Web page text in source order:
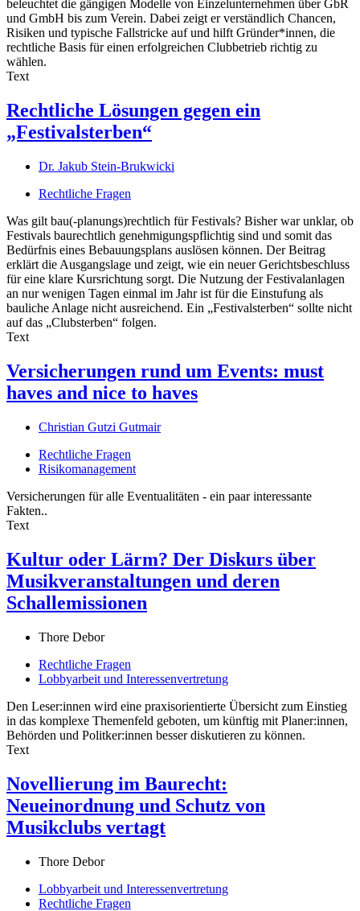
beleuchtet die gängigen Modelle von Einzelunternehmen über GbR
und GmbH bis zum Verein. Dabei zeigt er verständlich Chancen,
Risiken und typische Fallstricke auf und hilft Gründer*innen, die
rechtliche Basis für einen erfolgreichen Clubbetrieb richtig zu
wählen.
Text
Rechtliche Lösungen gegen ein
„Festivalsterben“
Dr. Jakub Stein-Brukwicki
Rechtliche Fragen
Was gilt bau(-planungs)rechtlich für Festivals? Bisher war unklar, ob
Festivals baurechtlich genehmigungspflichtig sind und somit das
Bedürfnis eines Bebauungsplans auslösen können. Der Beitrag
erklärt die Ausgangslage und zeigt, wie ein neuer Gerichtsbeschluss
für eine klare Kursrichtung sorgt. Die Nutzung der Festivalanlagen
an nur wenigen Tagen einmal im Jahr ist für die Einstufung als
bauliche Anlage nicht ausreichend. Ein „Festivalsterben“ sollte nicht
auf das „Clubsterben“ folgen.
Text
Versicherungen rund um Events: must
haves and nice to haves
Christian Gutzi Gutmair
Rechtliche Fragen
Risikomanagement
Versicherungen für alle Eventualitäten - ein paar interessante
Fakten..
Text
Kultur oder Lärm? Der Diskurs über
Musikveranstaltungen und deren
Schallemissionen
Thore Debor
Rechtliche Fragen
Lobbyarbeit und Interessenvertretung
Den Leser:innen wird eine praxisorientierte Übersicht zum Einstieg
in das komplexe Themenfeld geboten, um künftig mit Planer:innen,
Behörden und Politker:innen besser diskutieren zu können.
Text
Novellierung im Baurecht:
Neueinordnung und Schutz von
Musikclubs vertagt
Thore Debor
Lobbyarbeit und Interessenvertretung
Rechtliche Fragen